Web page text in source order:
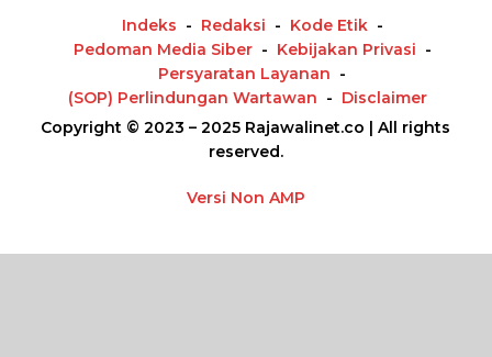
Indeks Redaksi
Kode Etik
Pedoman Media Siber
Kebijakan Privasi
Persyaratan Layanan
(SOP) Perlindungan Wartawan
Disclaimer
Copyright © 2023 – 2025 Rajawalinet.co | All rights
reserved.
Versi Non AMP